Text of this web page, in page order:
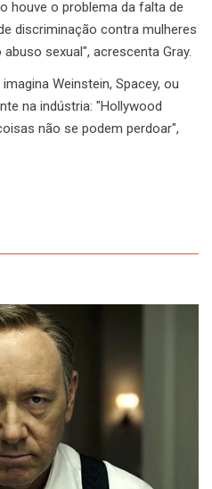
houve o problema da falta de
discriminação contra mulheres
sexual", acrescenta Gray.
Weinstein, Spacey, ou
na indústria: "Hollywood
não se podem perdoar",